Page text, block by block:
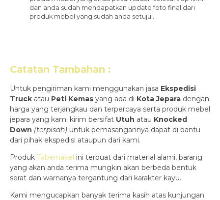
dan anda sudah mendapatkan update foto final dari
produk mebel yang sudah anda setujui.
Catatan Tambahan :
Untuk pengiriman kami menggunakan jasa Ekspedisi
Truck atau Peti Kemas yang ada di Kota Jepara dengan
harga yang terjangkau dan terpercaya serta produk mebel
jepara yang kami kirim bersifat Utuh atau Knocked
Down (terpisah) untuk pemasangannya dapat di bantu
dari pihak ekspedisi ataupun dari kami.
Produk Tabernakel ini terbuat dari material alami, barang
yang akan anda terima mungkin akan berbeda bentuk
serat dan warnanya tergantung dari karakter kayu.
Kami mengucapkan banyak terima kasih atas kunjungan